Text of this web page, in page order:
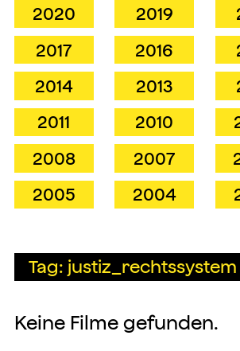
2020
2019
2017
2016
2014
2013
2011
2010
2008
2007
2005
2004
Tag: justiz_rechtssystem
Keine Filme gefunden.